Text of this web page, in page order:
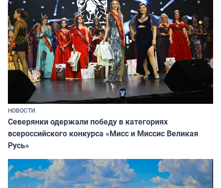
НОВОСТИ
Северянки одержали победу в категориях
всероссийского конкурса «Мисс и Миссис Великая
Русь»